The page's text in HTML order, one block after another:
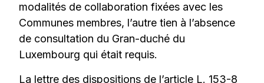
modalités de collaboration fixées avec les
Communes membres, l’autre tien à l’absence
de consultation du Gran-duché du
Luxembourg qui était requis.
La lettre des dispositions de l’article L. 153-8